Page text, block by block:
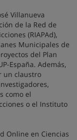
Villanueva
de la Red de
(RIAPAd),
Municipales de
del Plan
España. Además,
un claustro
como el
o el Instituto
Online en Ciencias